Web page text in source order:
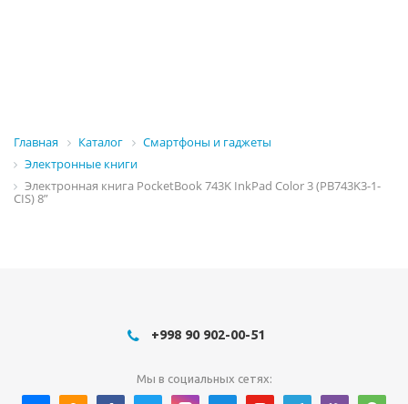
Главная Каталог
Смартфоны и гаджеты
Электронные книги
Электронная книга PocketBook 743K InkPad Color 3 (PB743K3-1-
CIS) 8”
+998 90 902-00-51
Мы в социальных сетях: